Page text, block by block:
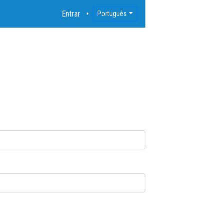
Entrar Português